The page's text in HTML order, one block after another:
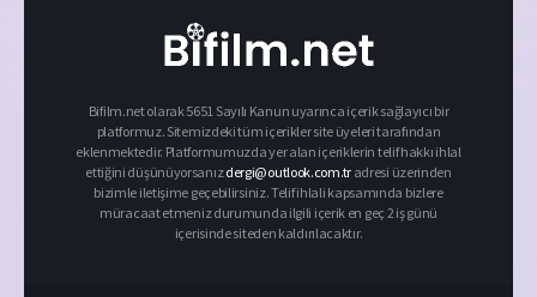
Bifilm.net olarak 5651 Sayılı Kanun uyarınca içerik sağlayıcı bir
platformuz. Sitemizdeki tüm içerikler site üyeleri tarafından
eklenmektedir. Platformumuzda yer alan içeriklerin telif hakkı ihlal
ettiğini düşünüyorsanızdergi@outlook.com.tr adresi üzerinden
bizimle iletişime geçebilirsiniz. Telif ihlali kapsamında bizlere
müracaat etmeniz durumunda ilgili içerik en geç 2 iş günü
içerisinde siteden kaldırılacaktır.